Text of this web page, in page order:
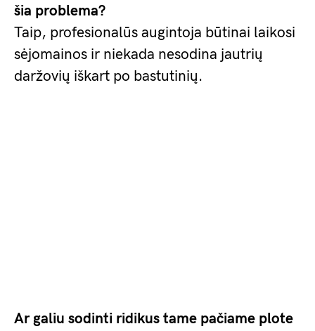
šia problema?
Taip, profesionalūs augintoja būtinai laikosi
sėjomainos ir niekada nesodina jautrių
daržovių iškart po bastutinių.
Ar galiu sodinti ridikus tame pačiame plote